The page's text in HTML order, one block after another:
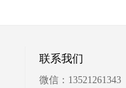
联系我们
微信：13521261343